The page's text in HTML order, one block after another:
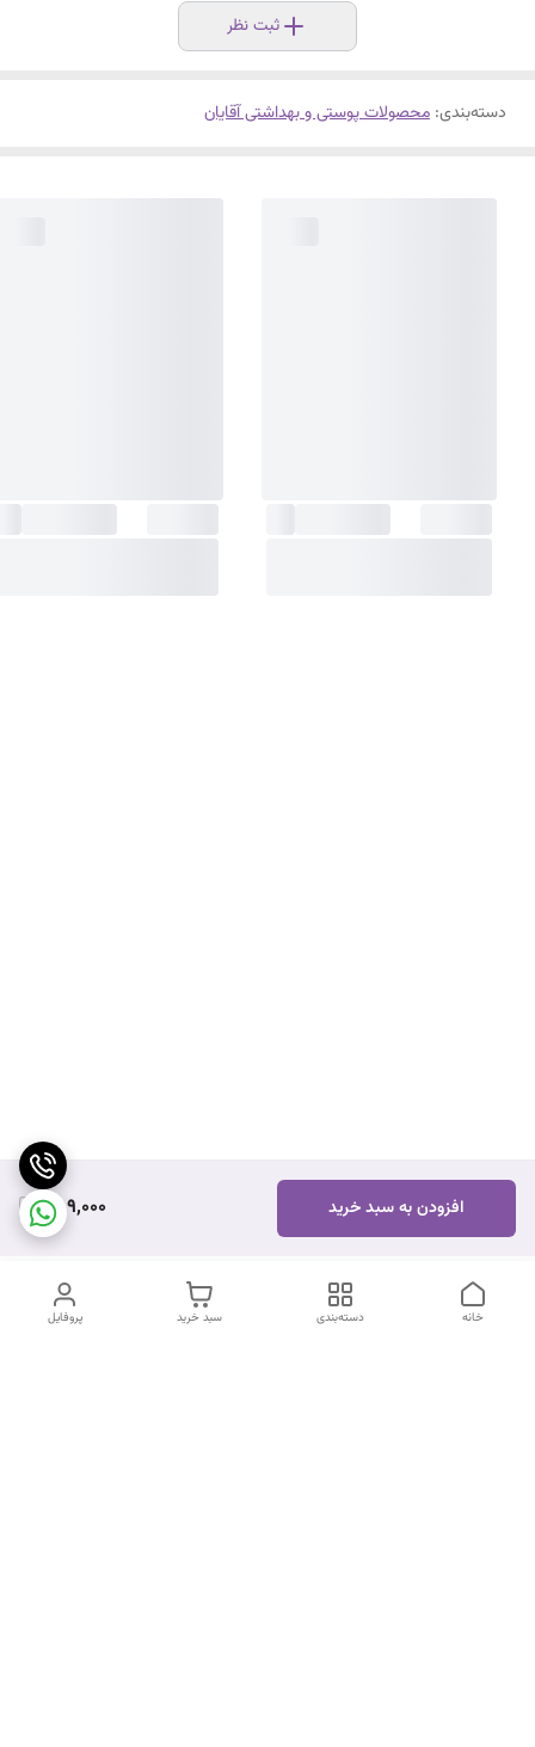
889,000 افزودن به سبد خرید
ثبت نظر
دسته‌بندی: محصولات پوستی و بهداشتی آقایان
پروفایل سبد خرید دسته‌بندی خانه